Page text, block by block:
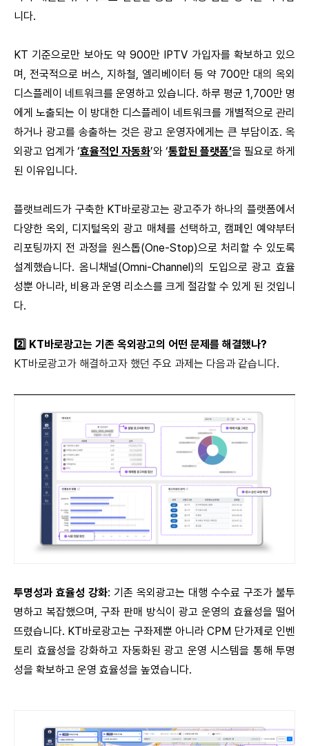
니다.
KT 기준으로만 보아도 약900만 IPTV 가입자를 확보하고 있으
며 , 전국적으로 버스, 지하철, 엘리베이터 등 약 700만 대의 옥외
디스플레이 네트워크를 운영하고 있습니다. 하루 평균 1,700만 명
에게 노출되는 이 방대한 디스플레이 네트워크를 개별적으로 관리
하거나 광고를 송출하는 것은 광고 운영자에게는 큰 부담이죠. 옥
외광고 업계가 ‘효율적인 자동화’와 ‘통합된 플랫폼’을 필요로 하게
된 이유입니다.
플랫브레드가 구축한KT바로광고는 광고주가 하나의 플랫폼에서
다양한 옥외 , 디지털옥외 광고 매체를 선택하고, 캠페인 예약부터
리포팅까지 전 과정을 원스톱(One-Stop)으로 처리할 수 있도록
설계했습니다. 옴니채널(Omni-Channel)의 도입으로 광고 효율
성뿐 아니라, 비용과 운영 리소스를 크게 절감할 수 있게 된 것입니
다.
2️ KT바로광고는 기존 옥외광고의 어떤 문제를 해결했나?
KT바로광고가 해결하고자 했던 주요 과제는 다음과 같습니다.
투명성과 효율성 강화: 기존 옥외광고는 대행 수수료 구조가 불투
명하고 복잡했으며, 구좌 판매 방식이 광고 운영의 효율성을 떨어
뜨렸습니다. KT바로광고는 구좌제뿐 아니라 CPM 단가제로 인벤
토리 효율성을 강화하고 자동화된 광고 운영 시스템을 통해 투명
성을 확보하고 운영 효율성을 높였습니다.